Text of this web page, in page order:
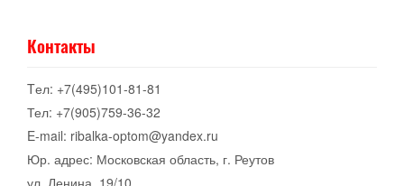
Контакты
Tел: +7(495)101-81-81
Тел: +7(905)759-36-32
E-mail: ribalka-optom@yandex.ru
Юр. адрес: Московская область, г. Реутов
ул. Ленина, 19/10